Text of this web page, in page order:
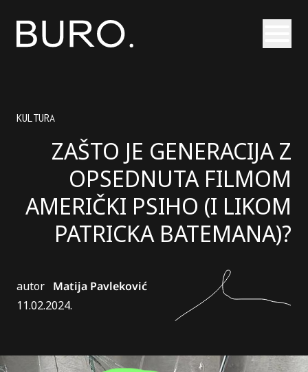
KULTURA
ZAŠTO JE GENERACIJA Z
OPSEDNUTA FILMOM
AMERIČKI PSIHO (I LIKOM
PATRICKA BATEMANA)?
autor Matija Pavleković
11.02.2024.